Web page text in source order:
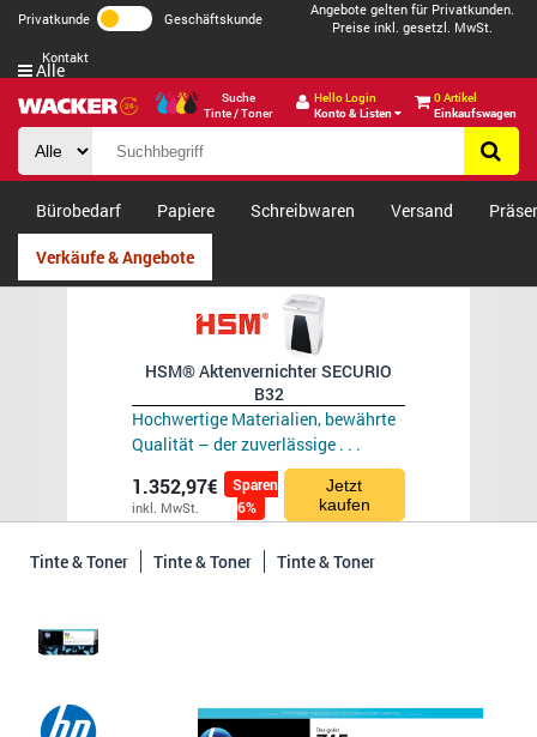
Privatkunde Geschäftskunde
Angebote gelten für Privatkunden.
Preise inkl. gesetzl. MwSt.
Kontakt
Suche
Tinte / Toner
Hello Login
Konto & Listen
0 Artikel
Einkaufswagen
Alle
Bürobedarf Papiere Schreibwaren Versand
Verkäufe & Angebote
HSM® Aktenvernichter SECURIO
B32
Hochwertige Materialien, bewährte
Qualität – der zuverlässige . . .
1.352,97€
inkl. MwSt.
Sparen
6%
Jetzt
kaufen
Tinte & Toner Tinte & Toner Tinte & Toner